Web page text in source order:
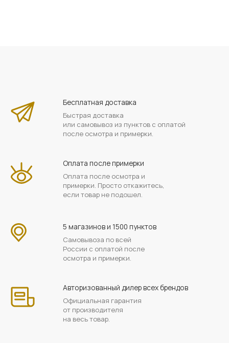
Бесплатная доставка
Быстрая доставка
или самовывоз из пунктов с оплатой
после осмотра и примерки.
Оплата после примерки
Оплата после осмотра и
примерки. Просто откажитесь,
если товар не подошел.
5 магазинов и 1500 пунктов
Самовывоза по всей
России с оплатой после
осмотра и примерки.
Авторизованный дилер всех брендов
Официальная гарантия
от производителя
на весь товар.